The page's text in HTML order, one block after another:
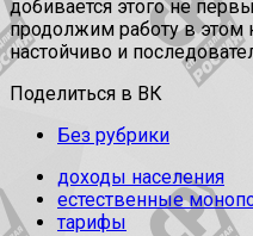
добивается этого не
продолжим работу в этом
настойчиво и
Поделиться в ВК
Без рубрики
доходы населения
естественные
тарифы